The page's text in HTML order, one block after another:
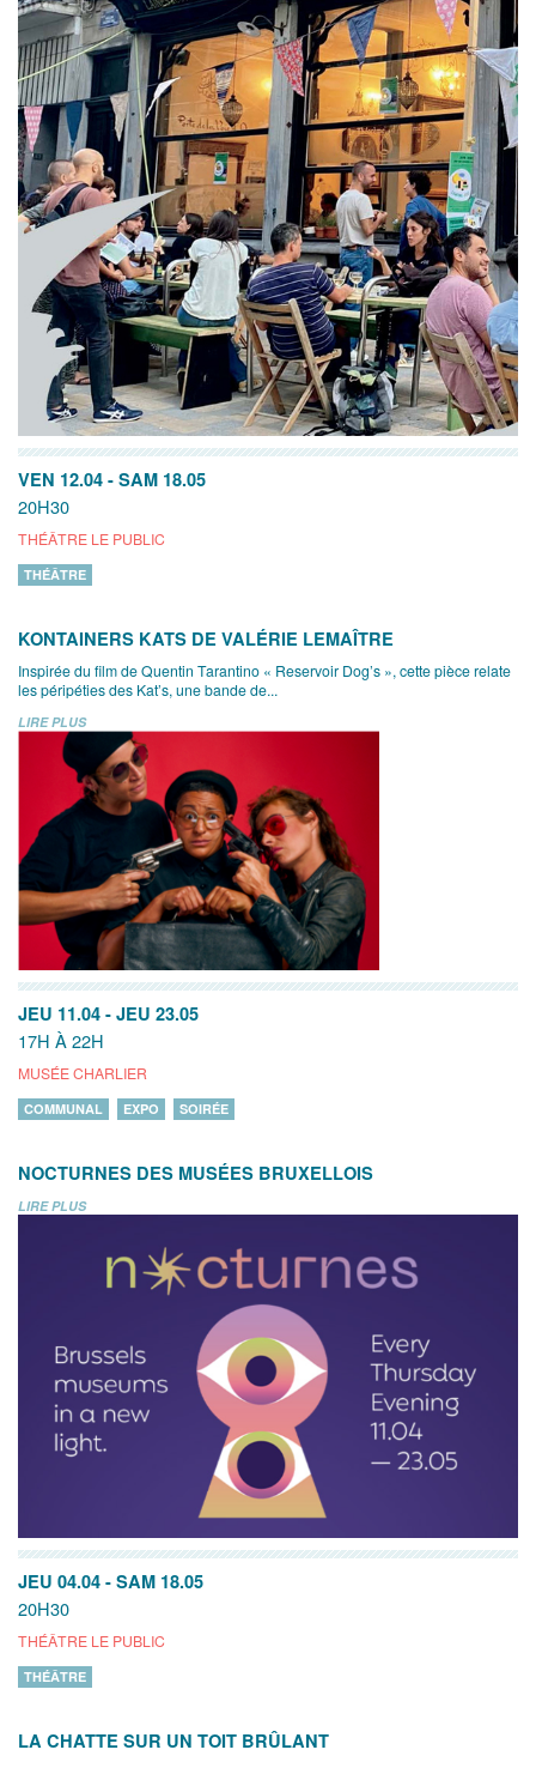
VEN 12.04 - SAM 18.05
20H30
THÉÂTRE LE PUBLIC
THÉÂTRE
KONTAINERS KATS DE VALÉRIE LEMAÎTRE
Inspirée du film de Quentin Tarantino « Reservoir Dog’s », cette pièce relate
les péripéties des Kat’s, une bande de...
LIRE PLUS
JEU 11.04 - JEU 23.05
17H À 22H
MUSÉE CHARLIER
COMMUNAL EXPO SOIRÉE
NOCTURNES DES MUSÉES BRUXELLOIS
LIRE PLUS
JEU 04.04 - SAM 18.05
20H30
THÉÂTRE LE PUBLIC
THÉÂTRE
LA CHATTE SUR UN TOIT BRÛLANT